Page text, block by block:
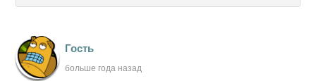
Гость
больше года назад